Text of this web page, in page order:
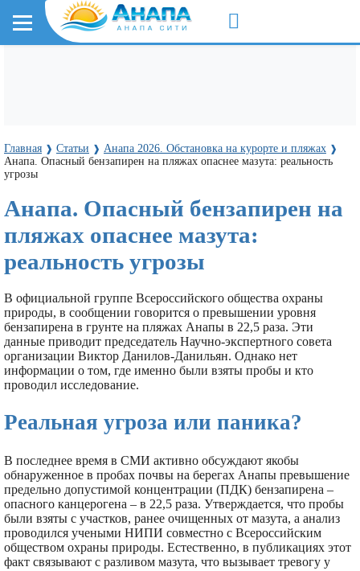
Главная ❱ Статьи ❱ Анапа 2026. Обстановка на курорте и пляжах ❱
Анапа. Опасный бензапирен на пляжах опаснее мазута: реальность
угрозы
Анапа. Опасный бензапирен на
пляжах опаснее мазута:
реальность угрозы
В официальной группе Всероссийского общества охраны
природы, в сообщении говорится о превышении уровня
бензапирена в грунте на пляжах Анапы в 22,5 раза. Эти
данные приводит председатель Научно-экспертного совета
организации Виктор Данилов-Данильян. Однако нет
информации о том, где именно были взяты пробы и кто
проводил исследование.
Реальная угроза или паника?
В последнее время в СМИ активно обсуждают якобы
обнаруженное в пробах почвы на берегах Анапы превышение
предельно допустимой концентрации (ПДК) бензапирена –
опасного канцерогена – в 22,5 раза. Утверждается, что пробы
были взяты с участков, ранее очищенных от мазута, а анализ
проводился учеными НИПИ совместно с Всероссийским
обществом охраны природы. Естественно, в публикациях этот
факт связывают с разливом мазута, что вызывает тревогу у